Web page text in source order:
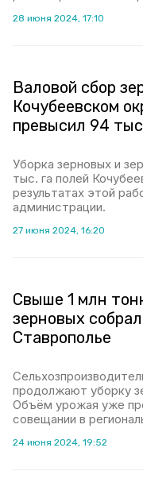
28 июня 2024, 17:10
Валовой сбор
Кочубеевском
превысил 94
Уборка зерновых и
тыс. га полей
результатах этой
администрации.
27 июня 2024, 16:20
Свыше 1 млн
зерновых
Ставрополье
продолжают уборку
Объём урожая уже
совещании в
24 июня 2024, 19:52